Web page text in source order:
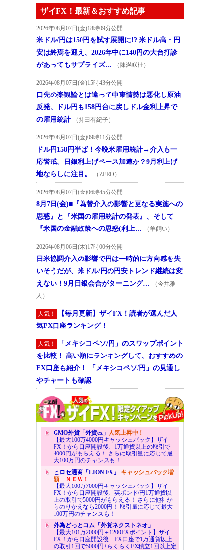
ザイFX！最新＆おすすめ記事
2026年08月07日(金)18時09分公開
米ドル/円は150円を試す展開に!? 米ドル高・円
安は終焉を迎え、2026年中に140円の大台打診
があってもサプライズ…
（陳満咲杜）
2026年08月07日(金)15時43分公開
口先の楽観論とは違って中東情勢は悪化し原油
反発、ドル円も158円台に戻しドル金利上昇で
の雇用統計
（持田有紀子）
2026年08月07日(金)09時11分公開
ドル円158円半ば！今晩米雇用統計→介入も一
応警戒。日銀利上げペース加速か？9月利上げ
地ならしに注目。
（ZERO）
2026年08月07日(金)06時45分公開
8月7日(金)■『為替介入の影響と更なる実施への
思惑』と『米国の雇用統計の発表』、そして
『米国の金融政策への思惑(利上…
（羊飼い）
2026年08月06日(木)17時00分公開
日米協調介入の影響で円は一時的に方向感を失
いそうだが、米ドル/円の円安トレンド継続は変
えない！9月日銀会合がターニング…
（今井雅
人）
人気！
【毎月更新】ザイFX！読者が選んだ人
気FX口座ランキング！
人気！
「メキシコペソ/円」のスワップポイント
を比較！ 高い順にランキングして、おすすめの
FX口座も紹介！ 「メキシコペソ/円」の見通し
やチャートも確認
GMO外貨「外貨ex」 人気上昇中！
【最大100万4000円キャッシュバック】ザイ
FX！から口座開設後、1万通貨以上の取引で
4000円がもらえる！ さらに取引量に応じて最
大100万円のチャンスも！
ヒロセ通商「LION FX」 キャッシュバック増
額ＮＥＷ！
【最大100万7000円キャッシュバック】ザイ
FX！から口座開設後、英ポンド/円1万通貨以
上の取引で5000円がもらえる！ さらに他社か
らのりかえなら2000円！ 取引量に応じて最大
100万円のチャンスも！
外為どっとコム「外貨ネクストネオ」
【最大101万2000円＋1200FXポイント】ザイ
FX！から口座開設後、FX口座で1万通貨以上
の取引1回で5000円+らくらくFX積立1回以上定